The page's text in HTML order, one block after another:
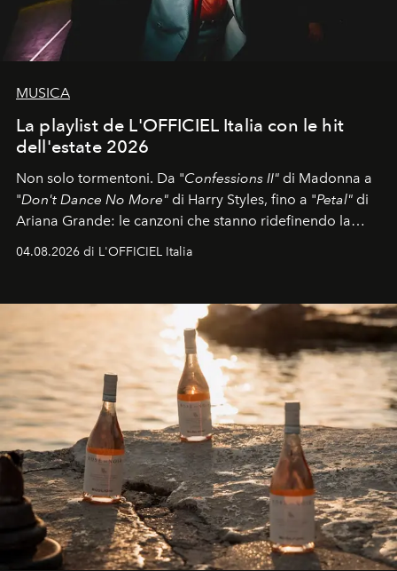
MUSICA
La playlist de L'OFFICIEL Italia con le hit
dell'estate 2026
Non solo tormentoni. Da "Confessions II" di Madonna a
"Don't Dance No More" di Harry Styles, fino a "Petal" di
Ariana Grande: le canzoni che stanno ridefinendo la
colonna sonora della stagione.
04.08.2026 di L'OFFICIEL Italia